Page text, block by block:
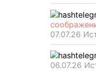
07.07.26
06.07.26